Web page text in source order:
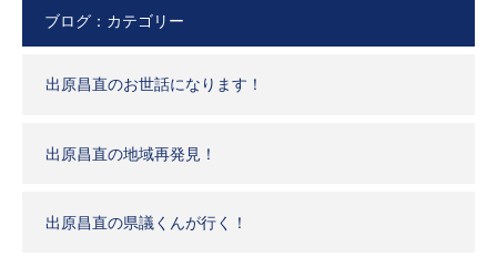
ブログ：カテゴリー
出原昌直のお世話になります！
出原昌直の地域再発見！
出原昌直の県議くんが行く！